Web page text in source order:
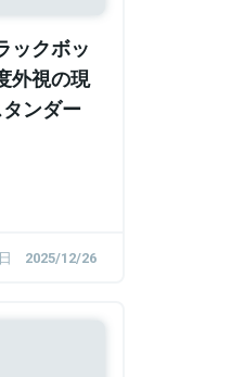
ックボッ
外視の現
ンダー
久保・
2025/12/26